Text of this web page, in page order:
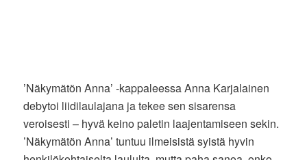
’Näkymätön Anna’ -kappaleessa Anna Karjalainen
debytoi liidilaulajana ja tekee sen sisarensa
veroisesti – hyvä keino paletin laajentamiseen sekin.
’Näkymätön Anna’ tuntuu ilmeisistä syistä hyvin